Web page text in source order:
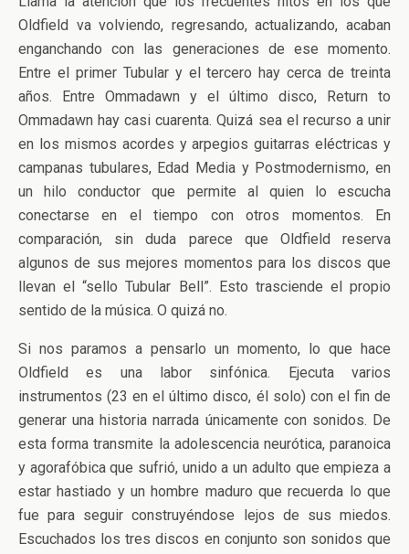
Oldfield va volviendo, regresando, actualizando, acaban
enganchando con las generaciones de ese momento.
Entre el primer Tubular y el tercero hay cerca de treinta
años. Entre Ommadawn y el último disco, Return to
Ommadawn hay casi cuarenta. Quizá sea el recurso a unir
en los mismos acordes y arpegios guitarras eléctricas y
campanas tubulares, Edad Media y Postmodernismo, en
un hilo conductor que permite al quien lo escucha
conectarse en el tiempo con otros momentos. En
comparación, sin duda parece que Oldfield reserva
algunos de sus mejores momentos para los discos que
llevan el “sello Tubular Bell”. Esto trasciende el propio
sentido de la música. O quizá no.
Si nos paramos a pensarlo un momento, lo que hace
Oldfield es una labor sinfónica. Ejecuta varios
instrumentos (23 en el último disco, él solo) con el fin de
generar una historia narrada únicamente con sonidos. De
esta forma transmite la adolescencia neurótica, paranoica
y agorafóbica que sufrió, unido a un adulto que empieza a
estar hastiado y un hombre maduro que recuerda lo que
fue para seguir construyéndose lejos de sus miedos.
Escuchados los tres discos en conjunto son sonidos que